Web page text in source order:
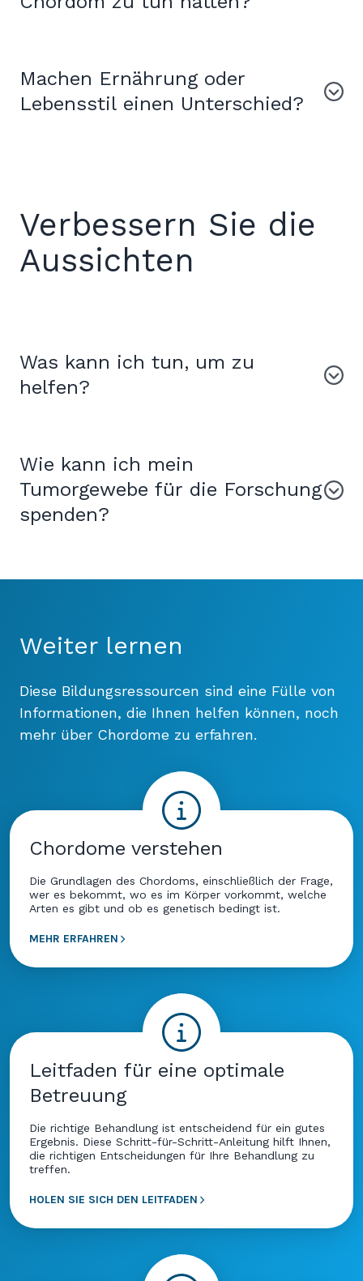
Machen Ernährung oder
Lebensstil einen Unterschied?
Verbessern Sie die
Aussichten
Was kann ich tun, um zu
helfen?
Wie kann ich mein
Tumorgewebe für die Forschung
spenden?
Weiter lernen
Diese Bildungsressourcen sind eine Fülle von
Informationen, die Ihnen helfen können, noch
mehr über Chordome zu erfahren.
Chordome verstehen
Die Grundlagen des Chordoms, einschließlich der Frage,
wer es bekommt, wo es im Körper vorkommt, welche
Arten es gibt und ob es genetisch bedingt ist.
MEHR ERFAHREN
Leitfaden für eine optimale
Betreuung
Die richtige Behandlung ist entscheidend für ein gutes
Ergebnis. Diese Schritt-für-Schritt-Anleitung hilft Ihnen,
die richtigen Entscheidungen für Ihre Behandlung zu
treffen.
HOLEN SIE SICH DEN LEITFADEN